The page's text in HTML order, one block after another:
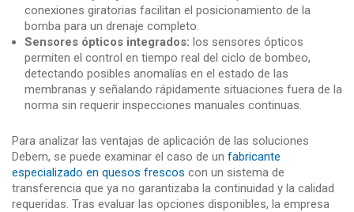
conexiones giratorias facilitan el posicionamiento de la
bomba para un drenaje completo.
Sensores ópticos integrados: los sensores ópticos
permiten el control en tiempo real del ciclo de bombeo,
detectando posibles anomalías en el estado de las
membranas y señalando rápidamente situaciones fuera de la
norma sin requerir inspecciones manuales continuas.
Para analizar las ventajas de aplicación de las soluciones
Debem, se puede examinar el caso de un fabricante
especializado en quesos frescos con un sistema de
transferencia que ya no garantizaba la continuidad y la calidad
requeridas. Tras evaluar las opciones disponibles, la empresa